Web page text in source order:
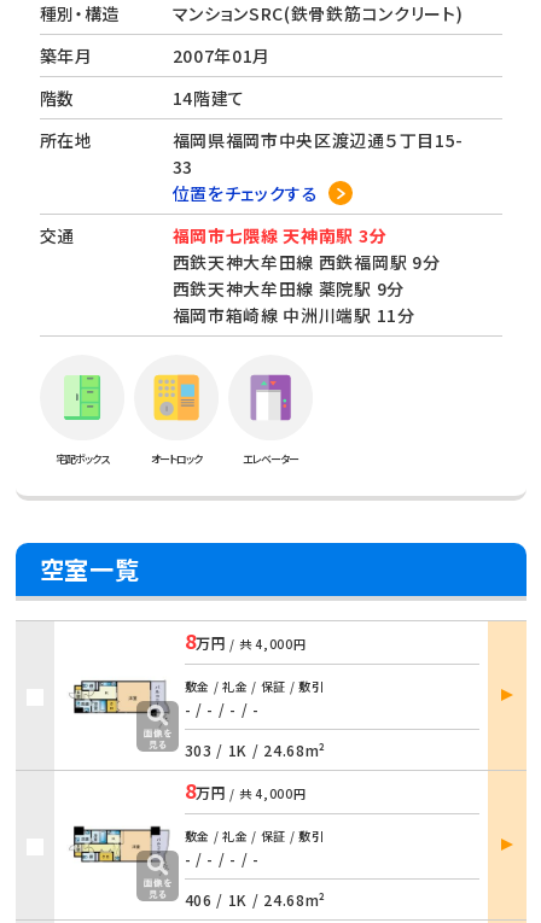
種別・構造
マンションSRC(鉄骨鉄筋コンクリート)
築年月
2007年01月
階数
14階建て
所在地
福岡県福岡市中央区渡辺通５丁目15-
33
位置をチェックする
交通
福岡市七隈線 天神南駅 3分
西鉄天神大牟田線 西鉄福岡駅 9分
西鉄天神大牟田線 薬院駅 9分
福岡市箱崎線 中洲川端駅 11分
宅配ボックス オートロック エレベーター
空室一覧
8万円 / 共4,000円
敷金 / 礼金 / 保証 / 敷引
- / - / - / -
303 / 1K / 24.68m²
部屋
詳細
8万円 / 共4,000円
敷金 / 礼金 / 保証 / 敷引
- / - / - / -
406 / 1K / 24.68m²
部屋
詳細